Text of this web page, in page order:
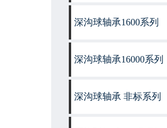
深沟球轴承1600系列
深沟球轴承16000系列
深沟球轴承 非标系列